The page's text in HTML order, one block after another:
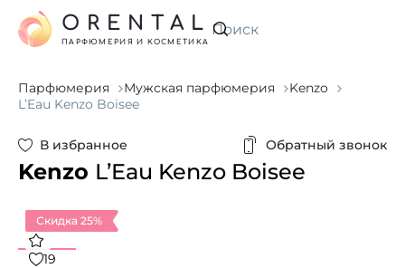
Искать
ORENTAL
ПАРФЮМЕРИЯ И КОСМЕТИКА
Парфюмерия Мужская парфюмерия
Kenzo
L’Eau Kenzo Boisee
В избранное Обратный звонок
Kenzo L’Eau Kenzo Boisee
Скидка 25%
19